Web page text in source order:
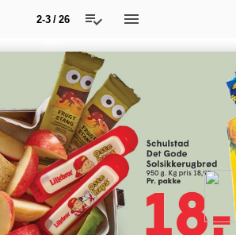
2-3 / 26